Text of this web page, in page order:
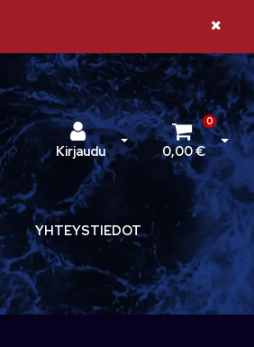
Sulje
Kirjaudu
Avaa kirjautuminen
0
0,00 €
YHTEYSTIEDOT